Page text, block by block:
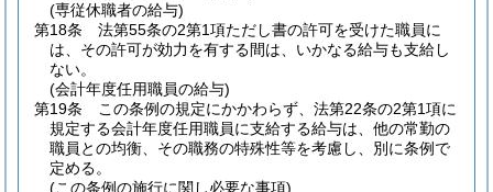
(専従休職者の給与)
第18条
法第55条の2第1項ただし書の許可を受けた職員に
は、その許可が効力を有する間は、いかなる給与も支給し
ない。
(会計年度任用職員の給与)
第19条
この条例の規定にかかわらず、法第22条の2第1項に
規定する会計年度任用職員に支給する給与は、他の常勤の
職員との均衡、その職務の特殊性等を考慮し、別に条例で
定める。
(この条例の施行に関し必要な事項)